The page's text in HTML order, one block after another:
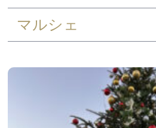
マルシェ